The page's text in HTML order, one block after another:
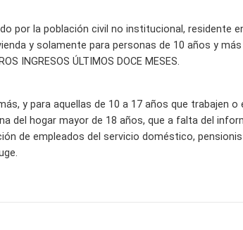
por la población civil no institucional, residente
y solamente para personas de 10 años y más
INGRESOS ÚLTIMOS DOCE MESES.
y para aquellas de 10 a 17 años que trabajen o
del hogar mayor de 18 años, que a falta del
de empleados del servicio doméstico,